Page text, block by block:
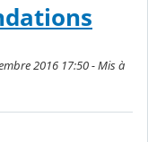
2016 17:50 - Mis à